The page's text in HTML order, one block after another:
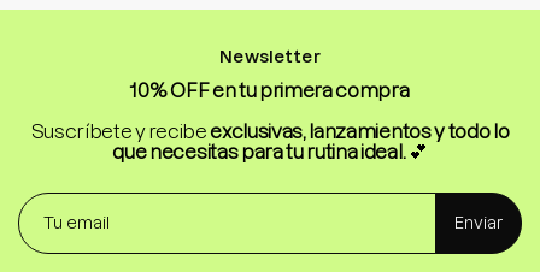
Newsletter
10% OFF en tu primera compra
Suscríbete y recibeexclusivas, lanzamientos y todo lo
que necesitas para tu rutina ideal.💕
Enviar